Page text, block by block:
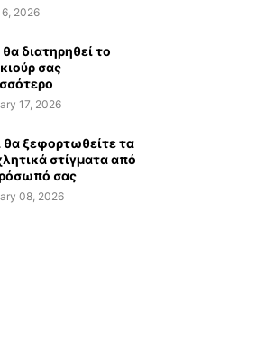
2026
διατηρηθεί το
σας
17, 2026
θα ξεφορτωθείτε τα
στίγματα από
σας
08, 2026